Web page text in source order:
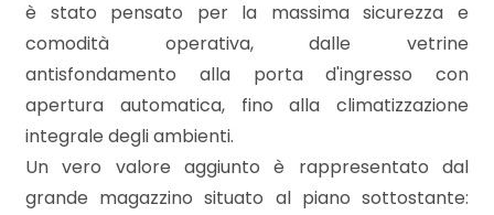
è stato pensato per la massima sicurezza e
comodità operativa, dalle vetrine
antisfondamento alla porta d'ingresso con
apertura automatica, fino alla climatizzazione
integrale degli ambienti.
Un vero valore aggiunto è rappresentato dal
grande magazzino situato al piano sottostante:
Locali
minimi
Qualsiasi